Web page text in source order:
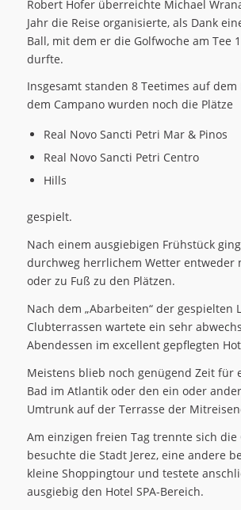
Robert Hofer überreichte Michael
Jahr die Reise organisierte, als Dank
Ball, mit dem er die Golfwoche am Tee
durfte.
Insgesamt standen 8 Teetimes auf dem
dem Campano wurden noch die Plätze
Real Novo Sancti Petri Mar & Pinos
Real Novo Sancti Petri Centro
Hills
gespielt.
Nach einem ausgiebigen Frühstück
durchweg herrlichem Wetter entweder
oder zu Fuß zu den Plätzen.
Nach dem „Abarbeiten“ der gespielten
Clubterrassen wartete ein sehr
Abendessen im excellent gepflegten
Meistens blieb noch genügend Zeit für
Bad im Atlantik oder den ein oder
Umtrunk auf der Terrasse der
Am einzigen freien Tag trennte sich die
besuchte die Stadt Jerez, eine andere
kleine Shoppingtour und testete
ausgiebig den Hotel SPA-Bereich.